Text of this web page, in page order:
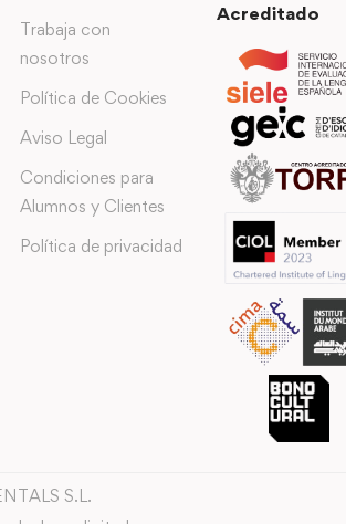
Trabaja con
nosotros
Política de Cookies
Aviso Legal
Condiciones para
Alumnos y Clientes
Política de privacidad
Acreditado
S.L.